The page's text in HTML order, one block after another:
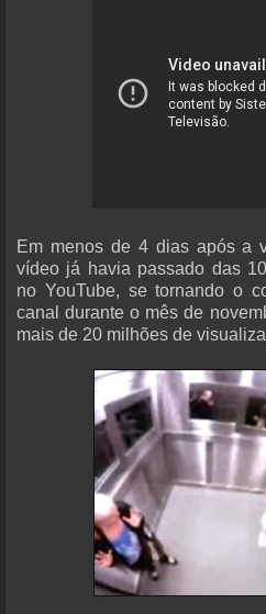
Em menos de 4 dias após a
vídeo já havia passado das
no YouTube, se tornando o
canal durante o mês de
mais de 20 milhões de